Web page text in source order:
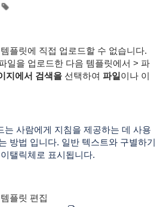
플릿에 직접 업로드할 수 없습니다.
일을 업로드한 다음 템플릿에서 > 파
지에서 검색을 선택하여 파일이나 이
는 사람에게 지침을 제공하는 데 사용
방법 입니다. 일반 텍스트와 구별하기
탤릭체로 표시됩니다.
플릿 편집